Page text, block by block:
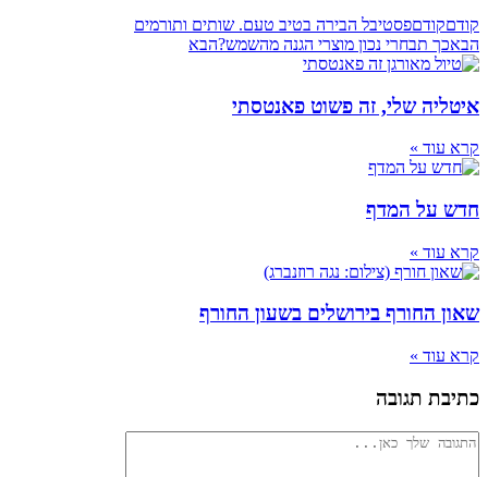
קודםקודםפסטיבל הבירה בטיב טעם. שותים ותורמים
הבאכך תבחרי נכון מוצרי הגנה מהשמש?הבא
איטליה שלי, זה פשוט פאנטסתי
קרא עוד »
חדש על המדף
קרא עוד »
שאון החורף בירושלים בשעון החורף
קרא עוד »
כתיבת תגובה
להגיב